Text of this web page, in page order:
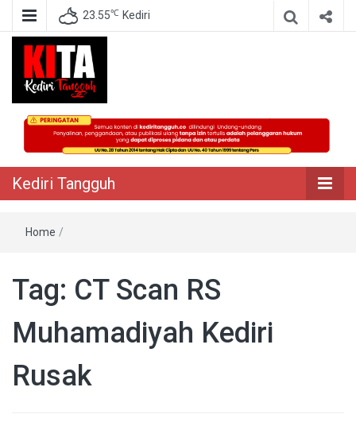
23.55℃ Kediri
Kediri Tangguh
Berita Akurat Terpercaya
Kediri Tangguh
Home /
Tag: CT Scan RS
Muhamadiyah Kediri
Rusak